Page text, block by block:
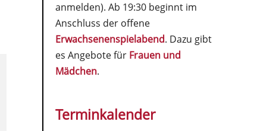
anmelden). Ab 19:30 beginnt im
Anschluss der offene
Erwachsenenspielabend. Dazu gibt
es Angebote für Frauen und
Mädchen.
Terminkalender